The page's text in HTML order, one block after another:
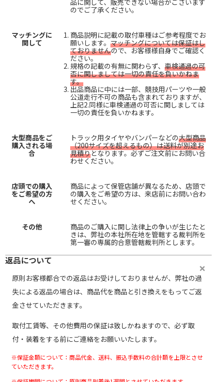
のでご了承ください。
マッチングに
関して
商品説明に記載の取付車種はご参考程度でお
願いします。 マッチングについては保証はし
ておりませんので、お客様様自身でご確認く
ださい。
規格の記載の有無に関わらず、 車検通過の可
否に関しましては一切の責任を負いかねま
す。
出品商品に中には一部、競技用パーツや一般
公道走行不可の商品も含まれておりますが、
上記2.同様に車検通過の可否に関しましては
一切の責任を負いかねます。
大型商品をご
購入される場
合
トラック用タイヤやバンパーなどの大型商品
（200サイズを超えるもの）は送料が別途お
見積りとなります。必ずご注文前にお問い合
わせください。
店頭での購入
をご希望の方
へ
商品によって保管店舗が異なるため、店頭で
の購入をご希望の方は、来店前にお問い合わ
せください。
その他
商品のご購入に関し法律上の争いが生じたと
きは、弊社の本社所在地を管轄する裁判所を
第一審の専属的合意管轄裁判所とします。
返品について
原則お客様都合での返品はお受けしておりませんが、弊社の過
失による返品の場合は、商品代を商品と引き換えをもってご返
金させていただきます。
取付工賃等、その他費用の保証は致しかねますので、必ず取
付・装着をする前にご連絡をお願いいたします。
※保証金額について：商品代金、送料、振込手数料の合計額を上限とさせ
ていただきます。